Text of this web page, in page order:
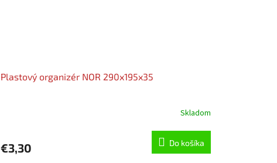
Plastový organizér NOR 290x195x35
Skladom
€3,30 Do košíka